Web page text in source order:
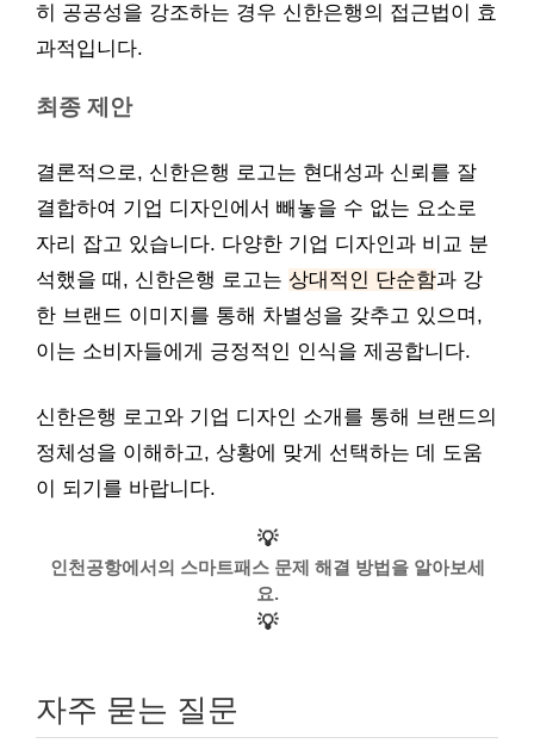
히 공공성을 강조하는 경우 신한은행의 접근법이 효
과적입니다.
최종 제안
결론적으로, 신한은행 로고는 현대성과 신뢰를 잘
결합하여 기업 디자인에서 빼놓을 수 없는 요소로
자리 잡고 있습니다. 다양한 기업 디자인과 비교 분
석했을 때, 신한은행 로고는 상대적인 단순함과 강
한 브랜드 이미지를 통해 차별성을 갖추고 있으며,
이는 소비자들에게 긍정적인 인식을 제공합니다.
신한은행 로고와 기업 디자인 소개를 통해 브랜드의
정체성을 이해하고, 상황에 맞게 선택하는 데 도움
이 되기를 바랍니다.
💡
인천공항에서의 스마트패스 문제 해결 방법을 알아보세
요.
💡
자주 묻는 질문